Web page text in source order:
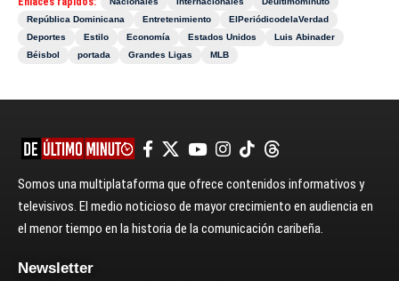
República Dominicana
Entretenimiento
ElPeriódicodelaVerdad
Deportes
Estilo Economía Estados Unidos
Luis Abinader
Béisbol
portada Grandes Ligas MLB
Somos una multiplataforma que ofrece contenidos informativos y
televisivos. El medio noticioso de mayor crecimiento en audiencia en
el menor tiempo en la historia de la comunicación caribeña.
Newsletter